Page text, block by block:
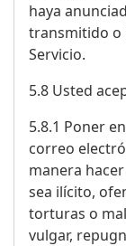
haya
transmitido o
Servicio.
5.8 Usted
5.8.1 Poner
correo
manera
sea ilícito,
torturas o
vulgar,